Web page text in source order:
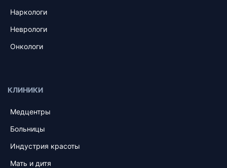
Наркологи
Неврологи
Онкологи
КЛИНИКИ
Медцентры
Больницы
Индустрия красоты
Мать и дитя